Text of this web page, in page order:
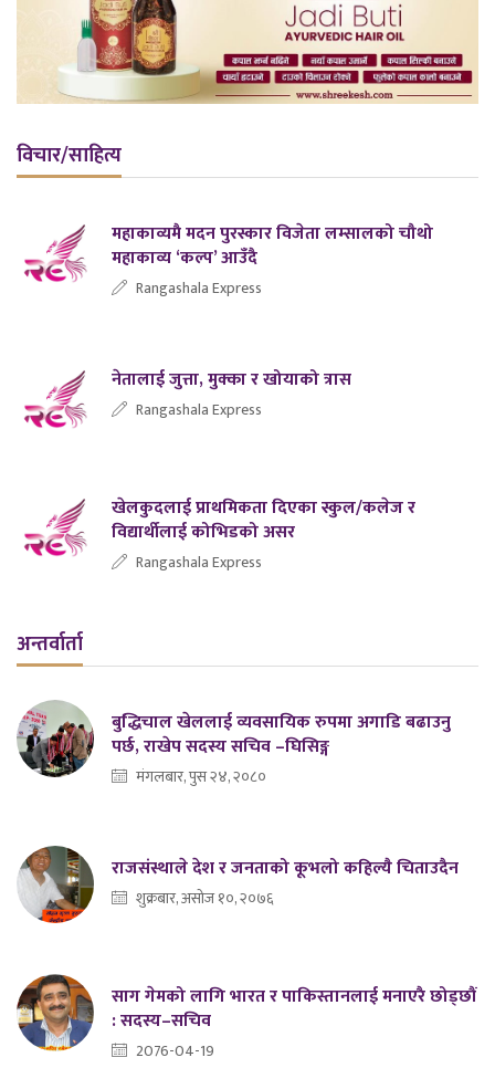
विचार/साहित्य
महाकाव्यमै मदन पुरस्कार विजेता लम्सालको चौथो
महाकाव्य ‘कल्प’ आउँदै
Rangashala Express
नेतालाई जुत्ता, मुक्का र खोयाको त्रास
Rangashala Express
खेलकुदलाई प्राथमिकता दिएका स्कुल/कलेज र
विद्यार्थीलाई कोभिडको असर
Rangashala Express
अन्तर्वार्ता
बुद्धिचाल खेललाई व्यवसायिक रुपमा अगाडि बढाउनु
पर्छ, राखेप सदस्य सचिव –घिसिङ्ग
मंगलबार, पुस २४, २०८०
राजसंस्थाले देश र जनताको कूभलो कहिल्यै चिताउदैन
शुक्रबार, असोज १०, २०७६
साग गेमको लागि भारत र पाकिस्तानलाई मनाएरै छोड्छौं
: सदस्य–सचिव
2076-04-19